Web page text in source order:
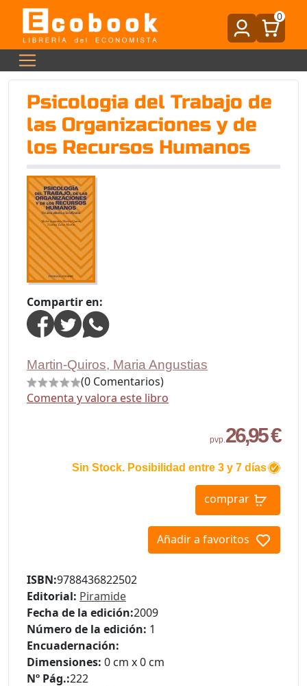
0
Psicologia del Trabajo de
las Organizaciones y de
los Recursos Humanos
Compartir en:
Martin-Quiros, Maria Angustias
(0 Comentarios)
Comenta y valora este libro
pvp.26,95 €
Sin Stock. Posibilidad entre 3 y 7 días
comprar
Añadir a favoritos
ISBN:9788436822502
Editorial: Piramide
Fecha de la edición:2009
Número de la edición: 1
Encuadernación:
Dimensiones: 0 cm x 0 cm
Nº Pág.:222